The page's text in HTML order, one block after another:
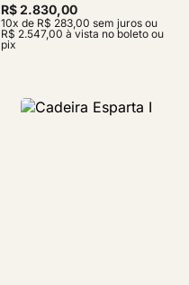
R$ 2.830,00
10x de R$ 283,00 sem juros ou
R$ 2.547,00 à vista no boleto ou
pix